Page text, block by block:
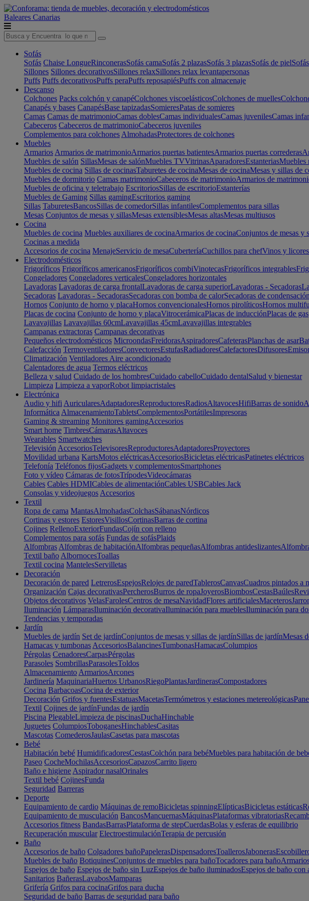
Baleares Canarias
Sofás
Sofás Chaise LongueRinconerasSofás camaSofás 2 plazasSofás 3 plazasSofás de piel
Sillones Sillones decorativosSillones relaxSillones relax levantapersonas
Puffs Puffs decorativosPuffs peraPuffs reposapiésPuffs con almacenaje
Descanso
Colchones Packs colchón y canapéColchones viscoelásticosColchones de muelles
Canapés y bases CanapésBase tapizadasSomieresPatas de somieres
Camas Camas de matrimonioCamas doblesCamas individualesCamas juvenilesCamas
Cabeceros Cabeceros de matrimonioCabeceros juveniles
Complementos para colchones AlmohadasProtectores de colchones
Muebles
Armarios Armarios de matrimonioArmarios puertas batientesArmarios puertas correderas
Muebles de salón SillasMesas de salónMuebles TVVitrinasAparadoresEstanteriasMuebles
Muebles de cocina Sillas de cocinasTaburetes de cocinaMesas de cocinaMesas y sillas de
Muebles de dormitorio Camas matrimonioCabeceros de matrimonioArmarios de
Muebles de oficina y teletrabajo EscritoriosSillas de escritorioEstanterías
Muebles de Gaming Sillas gamingEscritorios gaming
Sillas TaburetesBancosSillas de comedorSillas infantilesComplementos para sillas
Mesas Conjuntos de mesas y sillasMesas extensiblesMesas altasMesas multiusos
Cocina
Muebles de cocina Muebles auxiliares de cocinaArmarios de cocinaConjuntos de mesas y
Cocinas a medida
Accesorios de cocina MenajeServicio de mesaCuberteríaCuchillos para chefVinos y licores
Electrodomésticos
Frigoríficos Frigoríficos americanosFrigoríficos combiVinotecasFrigoríficos integrables
Congeladores Congeladores verticalesCongeladores horizontales
Lavadoras Lavadoras de carga frontalLavadoras de carga superiorLavadoras - Secadoras
Secadoras Lavadoras - SecadorasSecadoras con bomba de calorSecadoras de condensación
Hornos Conjunto de horno y placaHornos convencionalesHornos pirolíticosHornos
Placas de cocina Conjunto de horno y placaVitrocerámicaPlacas de inducciónPlacas de gas
Lavavajillas Lavavajillas 60cmLavavajillas 45cmLavavajillas integrables
Campanas extractoras Campanas decorativas
Pequeños electrodomésticos MicroondasFreidorasAspiradoresCafeterasPlanchas de asar
Calefacción TermoventiladoresConvectoresEstufasRadiadoresCalefactoresDifusores
Climatización Ventiladores Aire acondicionado
Calentadores de agua Termos eléctricos
Belleza y salud Cuidado de los hombresCuidado cabelloCuidado dentalSalud y bienestar
Limpieza Limpieza a vaporRobot limpiacristales
Electrónica
Audio y hifi AuricularesAdaptadoresReproductoresRadiosAltavocesHifiBarras de sonido
Informática AlmacenamientoTabletsComplementosPortátilesImpresoras
Gaming & streaming Monitores gamingAccesorios
Smart home TimbresCámarasAltavoces
Wearables Smartwatches
Televisión AccesoriosTelevisoresReproductoresAdaptadoresProyectores
Movilidad urbana KartsMotos eléctricasAccesoriosBicicletas eléctricasPatinetes eléctricos
Telefonía Teléfonos fijosGadgets y complementosSmartphones
Foto y vídeo Cámaras de fotosTrípodesVideocámaras
Cables Cables HDMICables de alimentaciónCables USBCables Jack
Consolas y videojuegos Accesorios
Textil
Ropa de cama MantasAlmohadasColchasSábanasNórdicos
Cortinas y estores EstoresVisillosCortinasBarras de cortina
Cojines RellenoExteriorFundasCojín con relleno
Complementos para sofás Fundas de sofásPlaids
Alfombras Alfombras de habitaciónAlfombras pequeñasAlfombras antideslizantes
Textil baño AlbornocesToallas
Textil cocina MantelesServilletas
Decoración
Decoración de pared LetrerosEspejosRelojes de paredTablerosCanvasCuadros pintados a
Organización Cajas decorativasPercherosBurros de ropaJoyerosBiombosCestasBaúles
Objetos decorativos VelasFarolesCentros de mesaNavidadFlores artificialesMaceteros
Iluminación LámparasIluminación decorativaIluminación para mueblesIluminación para
Tendencias y temporadas
Jardín
Muebles de jardín Set de jardínConjuntos de mesas y sillas de jardínSillas de jardínMesas
Hamacas y tumbonas AccesoriosBalancinesTumbonasHamacasColumpios
Pérgolas CenadoresCarpasPérgolas
Parasoles SombrillasParasolesToldos
Almacenamiento ArmariosArcones
Jardinería MaquinariaHuertos UrbanosRiegoPlantasJardinerasCompostadores
Cocina BarbacoasCocina de exterior
Decoración Grifos y fuentesEstatuasMacetasTermómetros y estaciones metereológicas
Textil Cojines de jardínFundas de jardín
Piscina PlegableLimpieza de piscinasDuchaHinchable
Juguetes ColumpiosToboganesHinchablesCasitas
Mascotas ComederosJaulasCasetas para mascotas
Bebé
Habitación bebé HumidificadoresCestasColchón para bebéMuebles para habitación de
Paseo CocheMochilasAccesoriosCapazosCarrito ligero
Baño e higiene Aspirador nasalOrinales
Textil bebé CojinesFunda
Seguridad Barreras
Deporte
Equipamiento de cardio Máquinas de remoBicicletas spinningElípticasBicicletas estáticas
Equipamiento de musculación BancosMancuernasMáquinasPlataformas vibratorias
Accesorios fitness BandasBarrasPlataforma de stepCuerdasBolas y esferas de equilibrio
Recuperación muscular ElectroestimulaciónTerapia de percusión
Baño
Accesorios de baño Colgadores bañoPapelerasDispensadoresToallerosJaboneras
Muebles de baño BotiquinesConjuntos de muebles para bañoTocadores para baño
Espejos de baño Espejos de baño sin LuzEspejos de baño iluminadosEspejos de baño con
Sanitarios BañerasLavabosMamparas
Grifería Grifos para cocinaGrifos para ducha
Seguridad de baño Barras de seguridad para baño